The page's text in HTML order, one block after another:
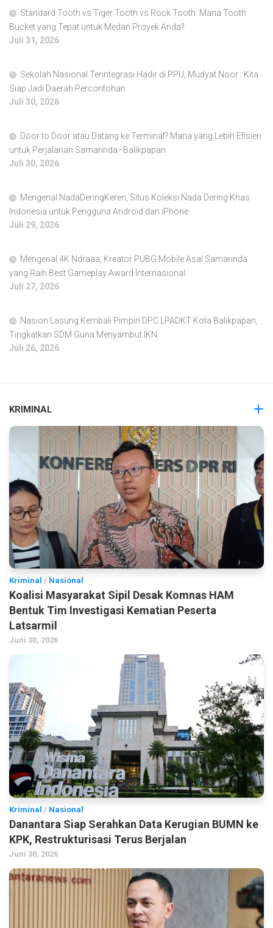
Standard Tooth vs Tiger Tooth vs Rock Tooth: Mana Tooth
Bucket yang Tepat untuk Medan Proyek Anda?
Juli 31, 2026
Sekolah Nasional Terintegrasi Hadir di PPU, Mudyat Noor : Kita
Siap Jadi Daerah Percontohan
Juli 30, 2026
Door to Door atau Datang ke Terminal? Mana yang Lebih Efisien
untuk Perjalanan Samarinda–Balikpapan
Juli 30, 2026
Mengenal NadaDeringKeren, Situs Koleksi Nada Dering Khas
Indonesia untuk Pengguna Android dan iPhone
Juli 29, 2026
Mengenal 4K Ndraaa, Kreator PUBG Mobile Asal Samarinda
yang Raih Best Gameplay Award Internasional
Juli 27, 2026
Nasion Lasung Kembali Pimpin DPC LPADKT Kota Balikpapan,
Tingkatkan SDM Guna Menyambut IKN
Juli 26, 2026
KRIMINAL
Kriminal / Nasional
Koalisi Masyarakat Sipil Desak Komnas HAM
Bentuk Tim Investigasi Kematian Peserta
Latsarmil
Juni 30, 2026
Kriminal / Nasional
Danantara Siap Serahkan Data Kerugian BUMN ke
KPK, Restrukturisasi Terus Berjalan
Juni 30, 2026